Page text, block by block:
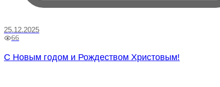
25.12.2025
66
С Новым годом и Рождеством Христовым!